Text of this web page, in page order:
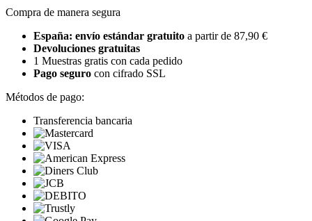
Compra de manera segura
España: envío estándar gratuito a partir de 87,90 €
Devoluciones gratuitas
1 Muestras gratis con cada pedido
Pago seguro con cifrado SSL
Métodos de pago:
Transferencia bancaria